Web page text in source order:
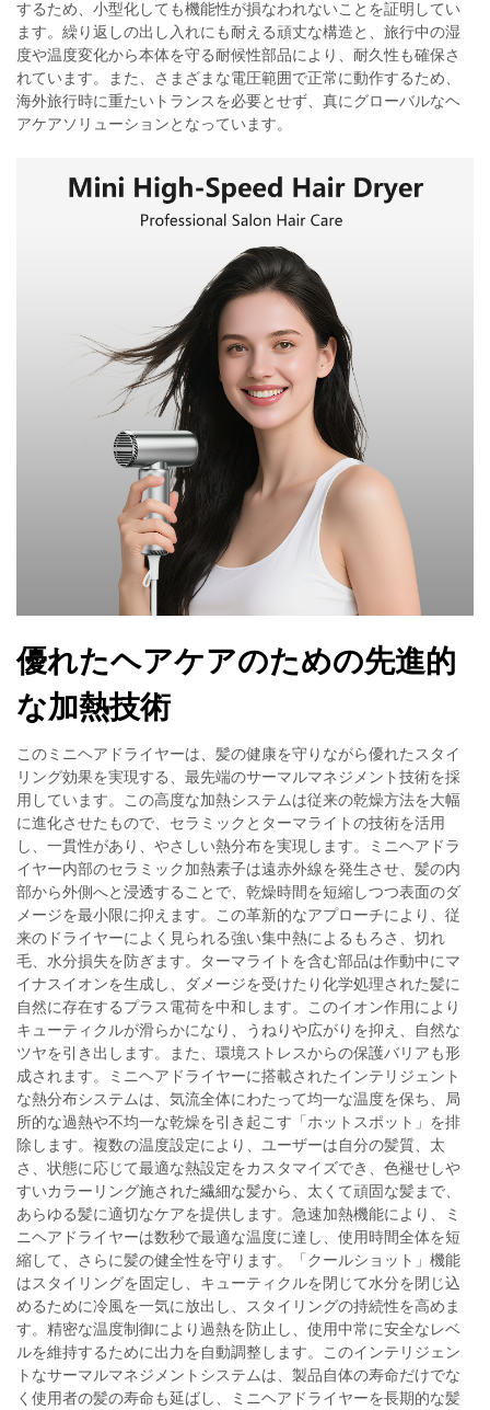
するため、小型化しても機能性が損なわれないことを証明してい
ます。繰り返しの出し入れにも耐える頑丈な構造と、旅行中の湿
度や温度変化から本体を守る耐候性部品により、耐久性も確保さ
れています。また、さまざまな電圧範囲で正常に動作するため、
海外旅行時に重たいトランスを必要とせず、真にグローバルなヘ
アケアソリューションとなっています。
優れたヘアケアのための先進的
な加熱技術
このミニヘアドライヤーは、髪の健康を守りながら優れたスタイ
リング効果を実現する、最先端のサーマルマネジメント技術を採
用しています。この高度な加熱システムは従来の乾燥方法を大幅
に進化させたもので、セラミックとターマライトの技術を活用
し、一貫性があり、やさしい熱分布を実現します。ミニヘアドラ
イヤー内部のセラミック加熱素子は遠赤外線を発生させ、髪の内
部から外側へと浸透することで、乾燥時間を短縮しつつ表面のダ
メージを最小限に抑えます。この革新的なアプローチにより、従
来のドライヤーによく見られる強い集中熱によるもろさ、切れ
毛、水分損失を防ぎます。ターマライトを含む部品は作動中にマ
イナスイオンを生成し、ダメージを受けたり化学処理された髪に
自然に存在するプラス電荷を中和します。このイオン作用により
キューティクルが滑らかになり、うねりや広がりを抑え、自然な
ツヤを引き出します。また、環境ストレスからの保護バリアも形
成されます。ミニヘアドライヤーに搭載されたインテリジェント
な熱分布システムは、気流全体にわたって均一な温度を保ち、局
所的な過熱や不均一な乾燥を引き起こす「ホットスポット」を排
除します。複数の温度設定により、ユーザーは自分の髪質、太
さ、状態に応じて最適な熱設定をカスタマイズでき、色褪せしや
すいカラーリング施された繊細な髪から、太くて頑固な髪まで、
あらゆる髪に適切なケアを提供します。急速加熱機能により、ミ
ニヘアドライヤーは数秒で最適な温度に達し、使用時間全体を短
縮して、さらに髪の健全性を守ります。「クールショット」機能
はスタイリングを固定し、キューティクルを閉じて水分を閉じ込
めるために冷風を一気に放出し、スタイリングの持続性を高めま
す。精密な温度制御により過熱を防止し、使用中常に安全なレベ
ルを維持するために出力を自動調整します。このインテリジェン
トなサーマルマネジメントシステムは、製品自体の寿命だけでな
く使用者の髪の寿命も延ばし、ミニヘアドライヤーを長期的な髪